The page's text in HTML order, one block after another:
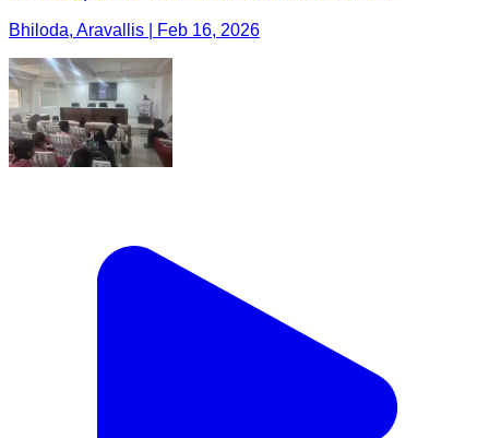
Bhiloda, Aravallis | Feb 16, 2026